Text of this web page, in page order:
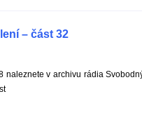
– část 32
naleznete v archivu rádia